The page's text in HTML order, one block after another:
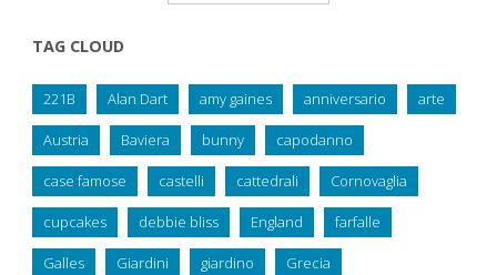
TAG CLOUD
221B Alan Dart amy gaines anniversario arte
Austria Baviera bunny capodanno
case famose castelli cattedrali Cornovaglia
cupcakes debbie bliss England farfalle
Galles Giardini giardino Grecia